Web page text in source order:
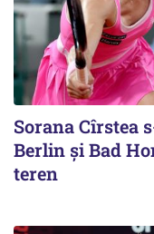
Sorana Cîrstea
Berlin și Bad
teren